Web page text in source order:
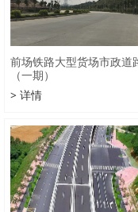
前场铁路大型货场市政道
（一期）
> 详情